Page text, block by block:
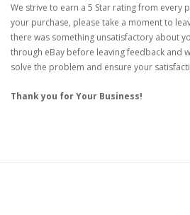
We strive to earn a 5 Star rating from every
your purchase, please take a moment to
there was something unsatisfactory about
through eBay before leaving feedback and
solve the problem and ensure your
Thank you for Your Business!